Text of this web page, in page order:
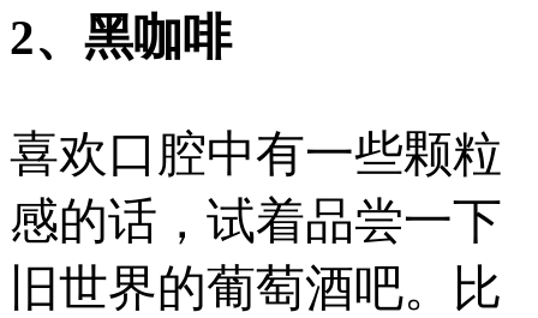
2、黑咖啡
喜欢口腔中有一些颗粒
感的话，试着品尝一下
旧世界的葡萄酒吧。比